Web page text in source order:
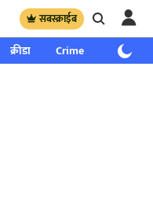
सबस्क्राईब
क्रीडा Crime साप्ताहिक